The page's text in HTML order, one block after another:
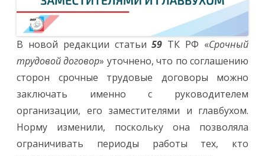
В новой редакции статьи59 ТК РФ «Срочный
трудовой договор» уточнено, что по соглашению
сторон срочные трудовые договоры можно
заключать именно с руководителем
организации, его заместителями и главбухом.
Норму изменили, поскольку она позволяла
ограничивать периоды работы тех, кто